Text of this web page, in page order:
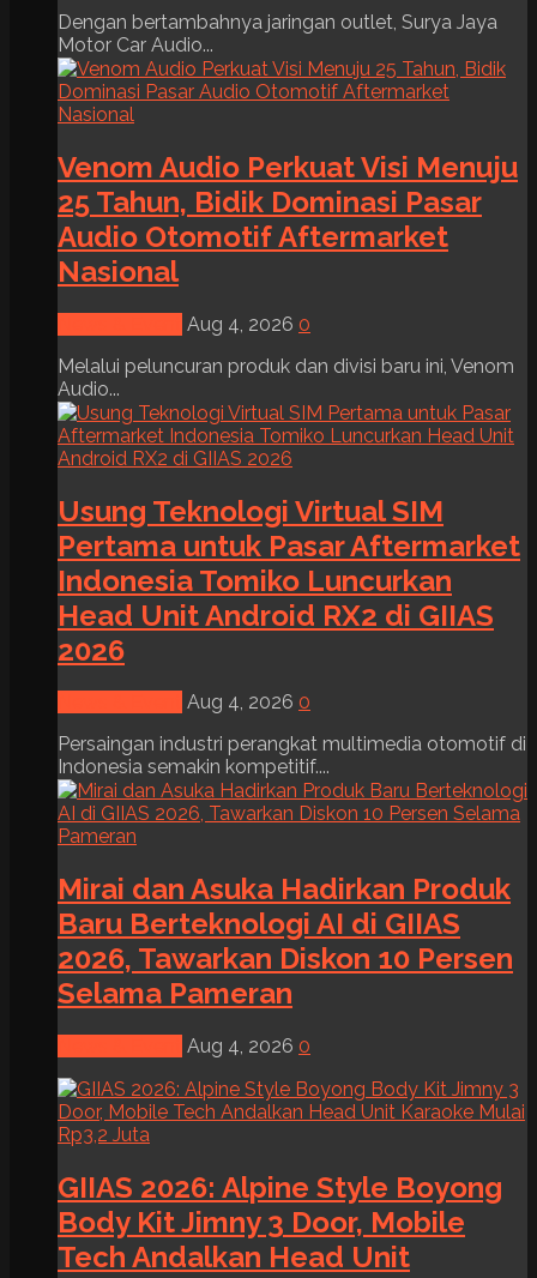
Dengan bertambahnya jaringan outlet, Surya Jaya
Motor Car Audio...
Venom Audio Perkuat Visi Menuju
25 Tahun, Bidik Dominasi Pasar
Audio Otomotif Aftermarket
Nasional
Aug 4, 2026 0
Melalui peluncuran produk dan divisi baru ini, Venom
Audio...
Usung Teknologi Virtual SIM
Pertama untuk Pasar Aftermarket
Indonesia Tomiko Luncurkan
Head Unit Android RX2 di GIIAS
2026
Aug 4, 2026 0
Persaingan industri perangkat multimedia otomotif di
Indonesia semakin kompetitif....
Mirai dan Asuka Hadirkan Produk
Baru Berteknologi AI di GIIAS
2026, Tawarkan Diskon 10 Persen
Selama Pameran
Aug 4, 2026 0
GIIAS 2026: Alpine Style Boyong
Body Kit Jimny 3 Door, Mobile
Tech Andalkan Head Unit